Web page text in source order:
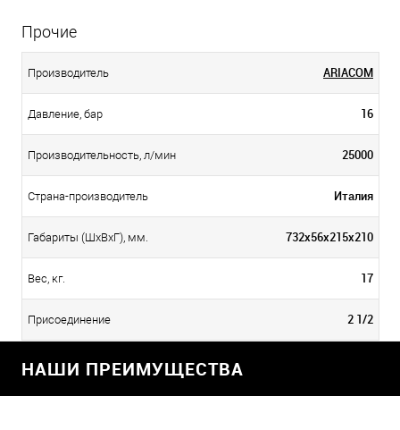
Прочие
Производитель ARIACOM
Давление, бар 16
Производительность, л/мин 25000
Страна-производитель Италия
Габариты (ШхВхГ), мм. 732х56х215х210
Вес, кг. 17
Присоединение 2 1/2
НАШИ ПРЕИМУЩЕСТВА